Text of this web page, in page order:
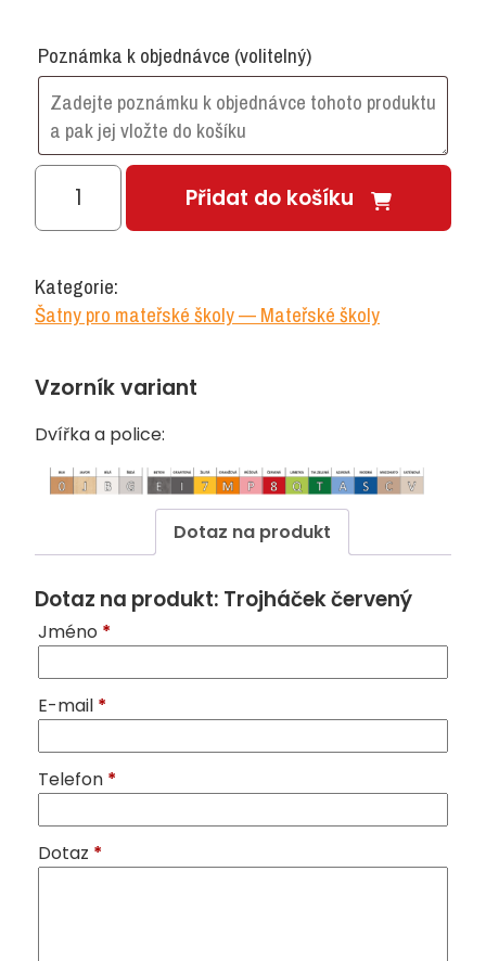
Poznámka k objednávce (volitelný)
Trojháček
červený
Přidat do košíku
Kategorie:
Šatny pro mateřské školy — Mateřské školy
Vzorník variant
Dvířka a police:
Dotaz na produkt
Dotaz na produkt: Trojháček červený
Jméno *
E-mail *
Telefon *
Dotaz *